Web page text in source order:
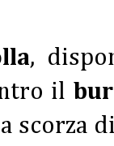
,
il
scorza